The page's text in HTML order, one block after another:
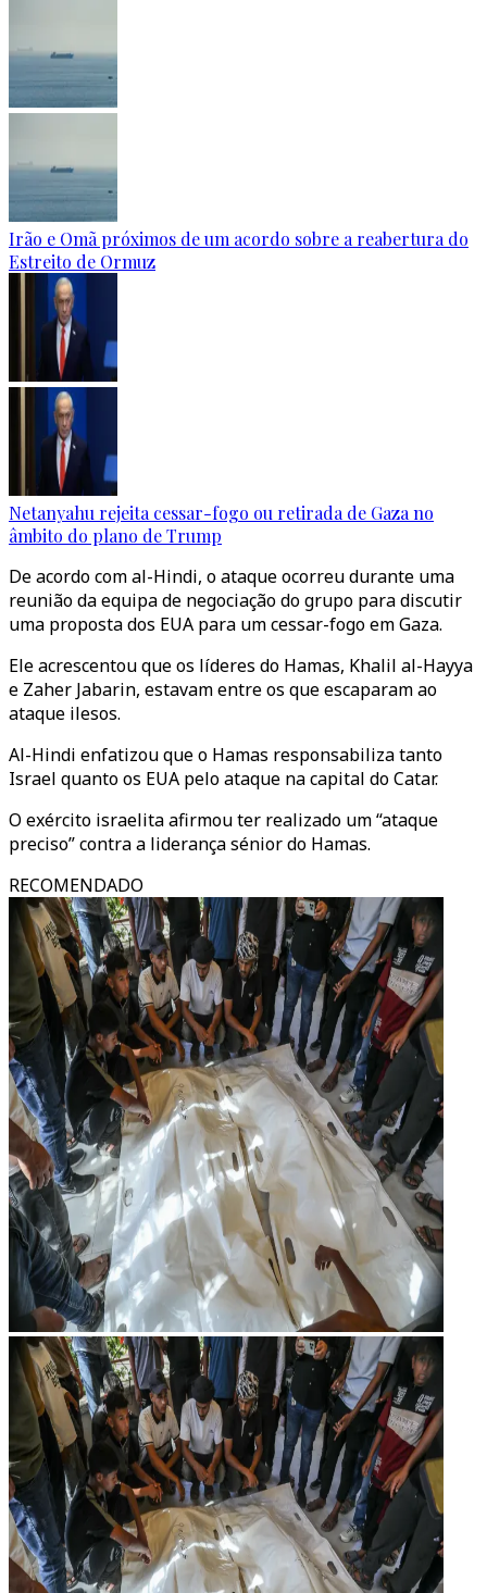
Irão e Omã próximos de um acordo sobre a reabertura do
Estreito de Ormuz
Netanyahu rejeita cessar-fogo ou retirada de Gaza no
âmbito do plano de Trump
De acordo com al-Hindi, o ataque ocorreu durante uma
reunião da equipa de negociação do grupo para discutir
uma proposta dos EUA para um cessar-fogo em Gaza.
Ele acrescentou que os líderes do Hamas, Khalil al-Hayya
e Zaher Jabarin, estavam entre os que escaparam ao
ataque ilesos.
Al-Hindi enfatizou que o Hamas responsabiliza tanto
Israel quanto os EUA pelo ataque na capital do Catar.
O exército israelita afirmou ter realizado um “ataque
preciso” contra a liderança sénior do Hamas.
RECOMENDADO